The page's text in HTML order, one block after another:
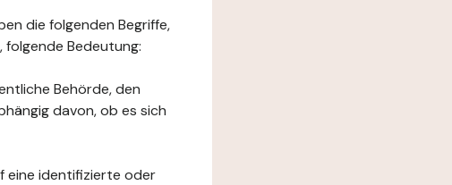
die folgenden Begriffe,
folgende Bedeutung:
Behörde, den
davon, ob es sich
eine identifizierte oder